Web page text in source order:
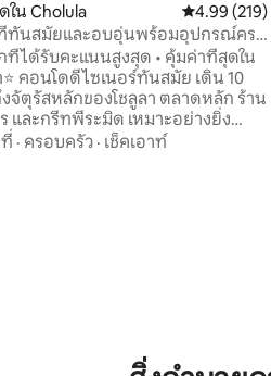
ใน Cholula คะแนนเฉลี่ย
4.99 (219)
นสมัยและอบอุ่นพร้อมอุปกรณ์ครบ
โชลูลา
ที่ได้รับคะแนนสูงสุด • คุ้มค่าที่สุดใน
⭐ คอนโดดีไซเนอร์ทันสมัย เดิน 10
จัตุรัสหลักของโชลูลา ตลาดหลัก ร้าน
และกรีทพีระมิด เหมาะอย่างยิ่ง
การพักผ่อนช่วงสุดสัปดาห์ใน
· ครอบครัว · เช็คเอาท์